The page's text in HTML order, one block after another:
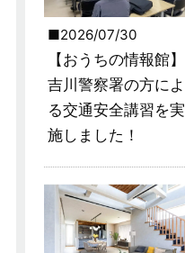
2026/07/30
【おうちの情報館】
吉川警察署の方によ
る交通安全講習を実
施しました！